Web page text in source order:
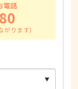
電話